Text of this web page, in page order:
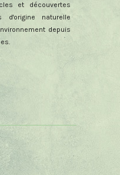
et découvertes
d'origine naturelle
depuis